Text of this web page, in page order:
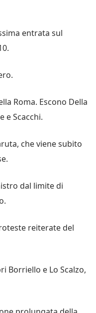
entrata sul
Roma. Escono Della
e Scacchi.
che viene subito
dal limite di
reiterate del
Borriello e Lo Scalzo,